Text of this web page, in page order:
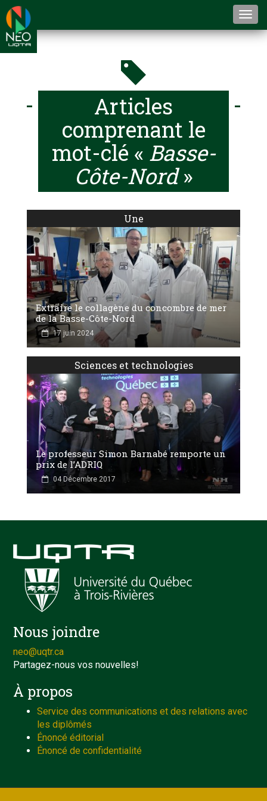
Articles
comprenant le
mot-clé « Basse-
Côte-Nord»
Une
Extraire le collagène du concombre de mer
de la Basse-Côte-Nord
17 juin 2024
Sciences et technologies
Le professeur Simon Barnabé remporte un
prix de l’ADRIQ
04 Décembre 2017
Nous joindre
neo@uqtr.ca
Partagez-nous vos nouvelles!
À propos
Service des communications et des relations avec
les diplômés
Énoncé éditorial
Énoncé de confidentialité